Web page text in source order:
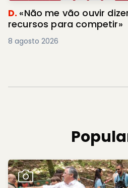
D. «Não me vão ouvir
recursos para competir»
8 agosto 2026